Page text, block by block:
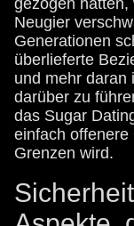
Neugier
Generationen
überlieferte
und mehr daran
darüber zu
das Sugar
einfach offenere
Grenzen wird.